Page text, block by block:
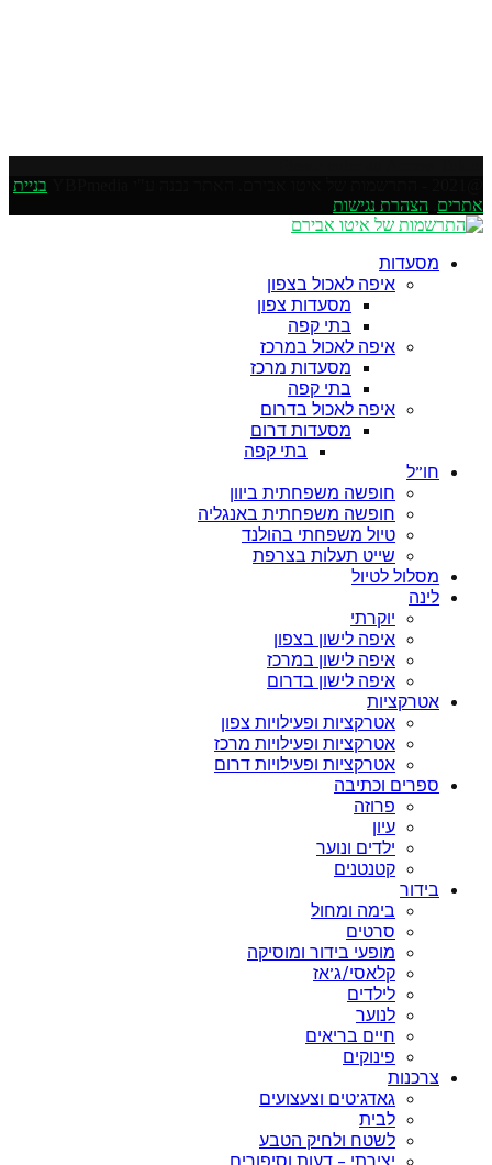
בניית
אתרים הצהרת נגישות
מסעדות
איפה לאכול בצפון
מסעדות צפון
בתי קפה
איפה לאכול במרכז
מסעדות מרכז
בתי קפה
איפה לאכול בדרום
מסעדות דרום
בתי קפה
חו”ל
חופשה משפחתית ביוון
חופשה משפחתית באנגליה
טיול משפחתי בהולנד
שייט תעלות בצרפת
מסלול לטיול
לינה
יוקרתי
איפה לישון בצפון
איפה לישון במרכז
איפה לישון בדרום
אטרקציות
אטרקציות ופעילויות צפון
אטרקציות ופעילויות מרכז
אטרקציות ופעילויות דרום
ספרים וכתיבה
פרוזה
עיון
ילדים ונוער
קטנטנים
בידור
בימה ומחול
סרטים
מופעי בידור ומוסיקה
קלאסי/ג’אז
לילדים
לנוער
חיים בריאים
פינוקים
צרכנות
גאדג’טים וצעצועים
לבית
לשטח ולחיק הטבע